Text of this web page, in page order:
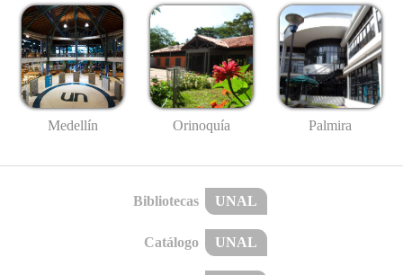
Medellín Orinoquía Palmira
Bibliotecas UNAL
Catálogo UNAL